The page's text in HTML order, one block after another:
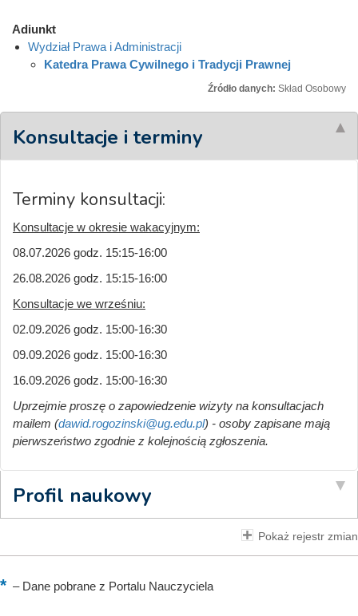
Adiunkt
Wydział Prawa i Administracji
Katedra Prawa Cywilnego i Tradycji Prawnej
Źródło danych: Skład Osobowy
Konsultacje i terminy
Terminy konsultacji:
Konsultacje w okresie wakacyjnym:
08.07.2026 godz. 15:15-16:00
26.08.2026 godz. 15:15-16:00
Konsultacje we wrześniu:
02.09.2026 godz. 15:00-16:30
09.09.2026 godz. 15:00-16:30
16.09.2026 godz. 15:00-16:30
Uprzejmie proszę o zapowiedzenie wizyty na konsultacjach
mailem (dawid.rogozinski@ug.edu.pl) - osoby zapisane mają
pierwszeństwo zgodnie z kolejnością zgłoszenia.
Profil naukowy
Pokaż rejestr zmian
–Dane pobrane z Portalu Nauczyciela